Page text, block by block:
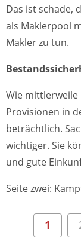
Das ist schade,
als Maklerpool
Makler zu tun.
Wie
Provisionen in
beträchtlich.
wichtiger. Sie
und gute
Seite zwei:
1